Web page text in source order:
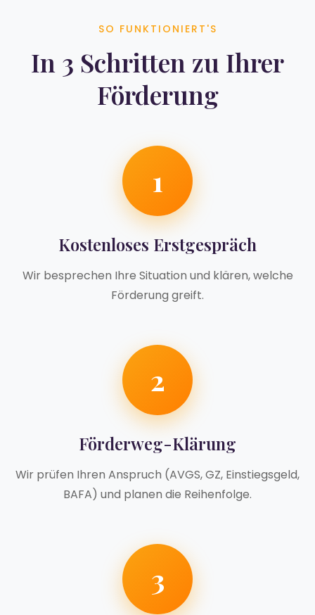
SO FUNKTIONIERT'S
In 3 Schritten zu Ihrer
Förderung
1
Kostenloses Erstgespräch
Wir besprechen Ihre Situation und klären, welche
Förderung greift.
2
Förderweg-Klärung
Wir prüfen Ihren Anspruch (AVGS, GZ, Einstiegsgeld,
BAFA) und planen die Reihenfolge.
3